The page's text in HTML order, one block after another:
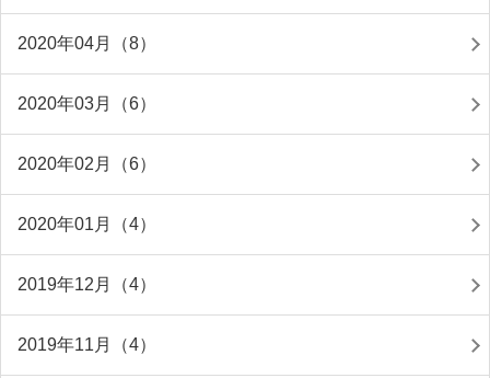
2020年04月（8）
2020年03月（6）
2020年02月（6）
2020年01月（4）
2019年12月（4）
2019年11月（4）